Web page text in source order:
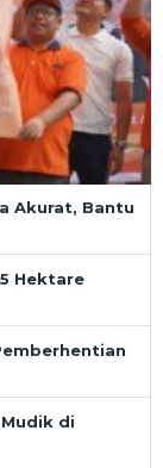
Akurat, Bantu
Hektare
di